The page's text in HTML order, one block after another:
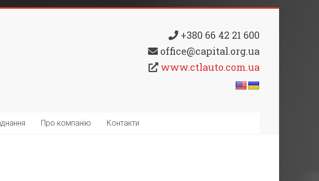
+380 66 42 21 600
office@capital.org.ua
www.ctlauto.com.ua
Про компанію Контакти